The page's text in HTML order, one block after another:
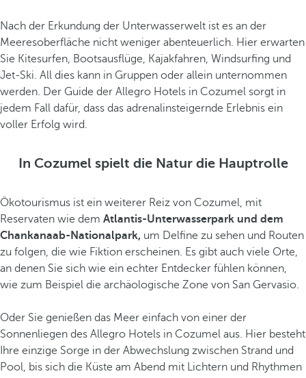
Nach der Erkundung der Unterwasserwelt ist es an der
Meeresoberfläche nicht weniger abenteuerlich. Hier erwarten
Sie Kitesurfen, Bootsausflüge, Kajakfahren, Windsurfing und
Jet-Ski. All dies kann in Gruppen oder allein unternommen
werden. Der Guide der Allegro Hotels in Cozumel sorgt in
jedem Fall dafür, dass das adrenalinsteigernde Erlebnis ein
voller Erfolg wird.
In Cozumel spielt die Natur die Hauptrolle
Ökotourismus ist ein weiterer Reiz von Cozumel, mit
Reservaten wie dem Atlantis-Unterwasserpark und dem
Chankanaab-Nationalpark, um Delfine zu sehen und Routen
zu folgen, die wie Fiktion erscheinen. Es gibt auch viele Orte,
an denen Sie sich wie ein echter Entdecker fühlen können,
wie zum Beispiel die archäologische Zone von San Gervasio.
Oder Sie genießen das Meer einfach von einer der
Sonnenliegen des Allegro Hotels in Cozumel aus. Hier besteht
Ihre einzige Sorge in der Abwechslung zwischen Strand und
Pool, bis sich die Küste am Abend mit Lichtern und Rhythmen